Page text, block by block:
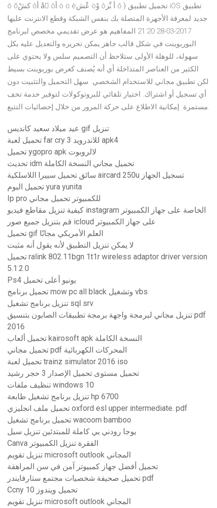
ô õكشْ ôأ åْ ôأ ò ö èعْش öوْ ôأ بِّز ô } تحميل تطبيق iOS تطبيق
جديد لمعرفة الأجهزة المتصلة بك بنفس الشبكة وقطع الانترنت عليها
2017-03-28 21:20 المفاهيم هو عرض تقديمي مخصص لبرنامج
البوربوينت في شكل قالب جاهز يمكن تحريره والتعديل عليه بكل
سهولة، للوهلة الأولى ستلاحظ أن التصميم سلس ولا يحتوي على
الكثير من العناصر المتداخلة أي أنه يُصنف كعرض بوربوينت بسيط
لكن تطبيق مجاني للاستخدام الشخصي. سهل التحميل والتثبيت دون
أي تسجيل أو اشتراك. اختيار تلقائي للبروتوكولات لتوفير خدمة تخف
مستمرة. إمكانية الاطلاع على حركة المرور من خلال إحصائيات التتبع.
عيد ميلاد سعيد كانديس gif تنزيل
تحميل لعبة far cry 3 للاندرويد apk4
تحميل ygopro apk لالروبوت
تحديث idm تحميل مجاني النسخة الكاملة
سائق تحميل سييرا اللاسلكية aircard 250u تسجيل الجهاز
تحميل البوم yura yunita
Ip pro للكمبيوتر تحميل مجاني
كيفية تنزيل مقاطع فيديو instagram الخاصة على جهاز الكمبيوتر
قم بتنزيل جميع صور icloud على جهاز الكمبيوتر
تحميل gif العلم الأمريكي مجانًا
لا يمكن تنزيل التطبيق لأنه يقول أنه مثبت
تحميل ralink 802.11bgn 1t1r wireless adaptor driver version
5.1.2.0
Ps4 يونيو أعلى تحميل
تحميل برنامج mow pc all black وتشغيل vbs
تنزيل برنامج تشغيل sql srv
تنزيل مجاني لبرمجة واجهة برمجة تطبيقات الصابون بتنسيق pdf
2016
تحميل ألعاب kairosoft apk النسخة الكاملة
تحميل مجاني pdf المحركات الكهربائية
تحميل لعبة trainz simulator 2016 iso
تحميل مستوى تحميل الإصدار 3 حجر رشيد
تنظيف ملفات windows 10
تنزيل برنامج تشغيل طابعة hp 6700
تحميل ملف انجليزي oxford esl upper intermediate. pdf
تحميل برنامج تشغيل wacoom bamboo
يوجا رودني يي كاملة للمبتدئين تنزيل سيل
Canva الفقرة تنزيل الكمبيوتر
تنزيل تقويم microsoft outlook المجاني
تحميل أفضل جهاز كمبيوتر آمن في سن المراهقة
تحميل صحيفة شخصيات مجتمع ستارفايندر pdf
Ccny تحميل ويندوز 10
تنزيل تقويم microsoft outlook المجاني